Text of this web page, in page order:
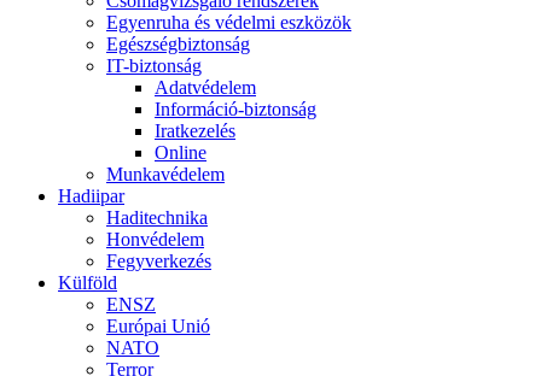
Egyenruha és védelmi eszközök
Egészségbiztonság
IT-biztonság
Adatvédelem
Információ-biztonság
Iratkezelés
Online
Munkavédelem
Hadiipar
Haditechnika
Honvédelem
Fegyverkezés
Külföld
ENSZ
Európai Unió
NATO
Terror